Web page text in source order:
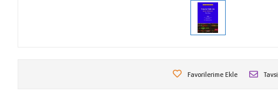
Favorilerime Ekle